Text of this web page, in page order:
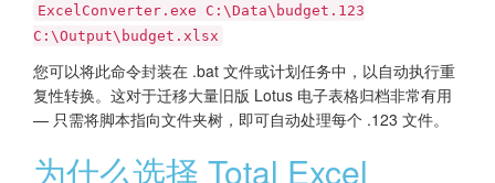
ExcelConverter.exe C:\Data\budget.123
C:\Output\budget.xlsx
您可以将此命令封装在 .bat 文件或计划任务中，以自动执行重
复性转换。这对于迁移大量旧版 Lotus 电子表格归档非常有用
— 只需将脚本指向文件夹树，即可自动处理每个 .123 文件。
为什么选择 Total Excel